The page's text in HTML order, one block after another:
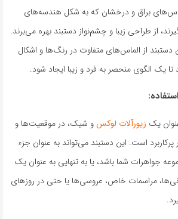
براق و درخشان که به شکل هندسه‌های
از طراحی زیبا و چشم‌نواز دستبند بهره می‌برند.
از الماس‌های متفاوت در رنگ‌ها و اشکال
یک الگوی منحصر به فرد و زیبا ایجاد شود.
یک زیورآلات لوکسو شیک، در موقعیت‌ها و
است. این دستبند می‌تواند به عنوان جزء
جواهرات شما باشد، یا به تنهایی به عنوان یک
مراسمات خاص، عروسی‌ها یا حتی در روزهای